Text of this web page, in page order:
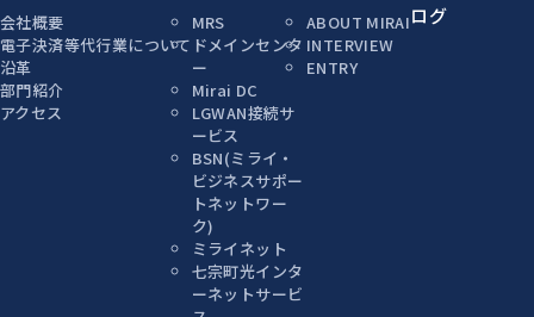
会社概要
電子決済等代行業について
沿革
部門紹介
アクセス
MRS
ドメインセンタ
ー
Mirai DC
LGWAN接続サ
ービス
BSN(ミライ・
ビジネスサポー
トネットワー
ク)
ミライネット
七宗町光インタ
ーネットサービ
ABOUT MIRAI
INTERVIEW
ENTRY
ログ